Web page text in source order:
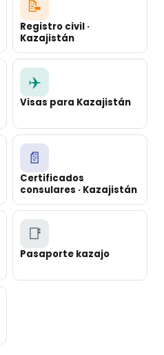
📝
Registro civil ·
Kazajistán
✈️
Visas para Kazajistán
📄
Certificados
consulares · Kazajistán
📑
Pasaporte kazajo